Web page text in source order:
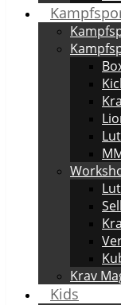
Krav
Kids